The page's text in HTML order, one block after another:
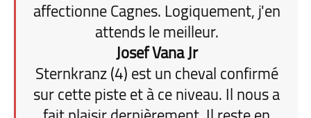
affectionne Cagnes. Logiquement, j'en
attends le meilleur.
Josef Vana Jr
Sternkranz (4) est un cheval confirmé
sur cette piste et à ce niveau. Il nous a